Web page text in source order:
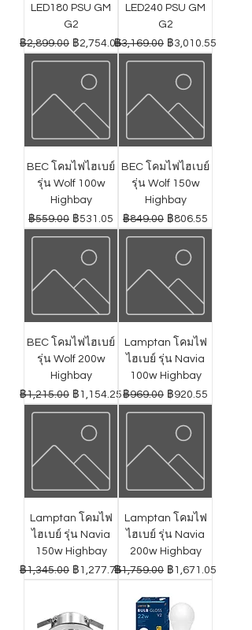
LED180 PSU GM
G2
ราคาปกติ
฿2,899.00 ราคาขายลด
฿2,754.05
LED240 PSU GM
G2
ราคาปกติ
฿3,169.00 ราคาขายลด
฿3,010.55
BEC โคมไฟไฮเบย์
รุ่น Wolf 100w
Highbay
ราคาปกติ
฿559.00 ราคาขายลด
฿531.05
BEC โคมไฟไฮเบย์
รุ่น Wolf 150w
Highbay
ราคาปกติ
฿849.00 ราคาขายลด
฿806.55
BEC โคมไฟไฮเบย์
รุ่น Wolf 200w
Highbay
ราคาปกติ
฿1,215.00 ราคาขายลด
฿1,154.25
Lamptan โคมไฟ
ไฮเบย์ รุ่น Navia
100w Highbay
ราคาปกติ
฿969.00 ราคาขายลด
฿920.55
Lamptan โคมไฟ
ไฮเบย์ รุ่น Navia
150w Highbay
ราคาปกติ
฿1,345.00 ราคาขายลด
฿1,277.75
Lamptan โคมไฟ
ไฮเบย์ รุ่น Navia
200w Highbay
ราคาปกติ
฿1,759.00 ราคาขายลด
฿1,671.05